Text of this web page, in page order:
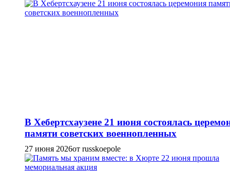
В Хебертсхаузене 21 июня состоялась
памяти советских военнопленных
27 июня 2026от russkoepole